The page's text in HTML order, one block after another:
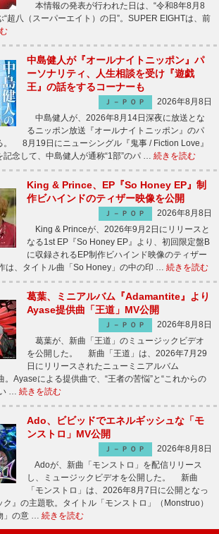
本情報の発表が行われた日は、“令和8年8月8
“超八（スーパーエイト）の日”。SUPER EIGHTは、前
中島健人が『オールナイトニッポン』パ
ーソナリティ、人生相談を受け『遊戯
王』の話をするコーナーも
Ｊ－ＰＯＰ
2026年8月8日
中島健人が、2026年8月14日深夜に放送とな
るニッポン放送『オールナイトニッポン』のパ
。 8月19日にニューシングル『鬼事 / Fiction Love』
念して、中島健人が通称“1部”のパ … 続きを読む
King & Prince、EP『So Honey EP』制
作ビハインドのティザー映像を公開
Ｊ－ＰＯＰ
2026年8月8日
King & Princeが、2026年9月2日にリリースと
なる1st EP『So Honey EP』より、初回限定盤B
に収録されるEP制作ビハインド映像のティザー
、タイトル曲「So Honey」の中の印 … 続きを読む
葛葉、ミニアルバム『Adamantite』より
Ayase提供曲「王道」MV公開
Ｊ－ＰＯＰ
2026年8月8日
葛葉が、新曲「王道」のミュージックビデオ
を公開した。 新曲「王道」は、2026年7月29
日にリリースされたニューミニアルバム
。Ayaseによる提供曲で、“王者の苦悩”と“これからの
… 続きを読む
Ado、ビビッドでエネルギッシュな「モ
ンストロ」MV公開
Ｊ－ＰＯＰ
2026年8月8日
Adoが、新曲「モンストロ」を配信リリース
し、ミュージックビデオを公開した。 新曲
「モンストロ」は、2026年8月7日に公開となっ
』の主題歌。タイトル「モンストロ」（Monstruo）
」の意 … 続きを読む